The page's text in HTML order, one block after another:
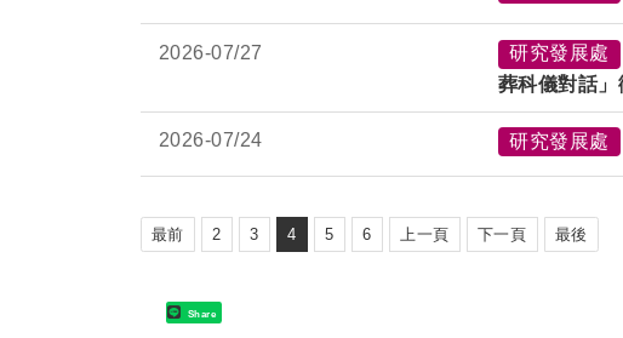
2026-07/27 研究發展處
葬科儀對話」
2026-07/24 研究發展處
最前 2 3 4 5 6 上一頁 下一頁 最後
Share